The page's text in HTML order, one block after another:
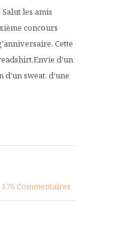
les amis
concours
Cette
d'un
d'un sweat, d'une
176 Commentaires